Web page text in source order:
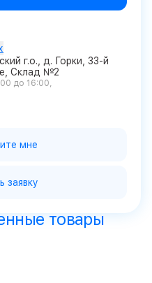
г.о., д. Горки, 33-й
Склад №2
до 16:00
мне
заявку
товары